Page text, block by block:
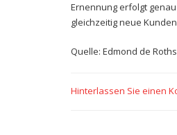
Ernennung erfolgt
gleichzeitig neue
Quelle: Edmond de
Hinterlassen Sie einen